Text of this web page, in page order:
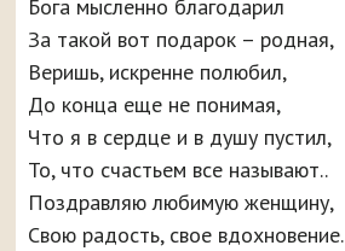
Бога мысленно благодарил
За такой вот подарок – родная,
Веришь, искренне полюбил,
До конца еще не понимая,
Что я в сердце и в душу пустил,
То, что счастьем все называют..
Поздравляю любимую женщину,
Свою радость, свое вдохновение.